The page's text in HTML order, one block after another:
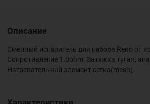
Описание
Сменный испаритель для набора Reno от
Сопротивление 1.0ohm. Затяжка тугая,
Нагревательный элемент сетка(mesh)